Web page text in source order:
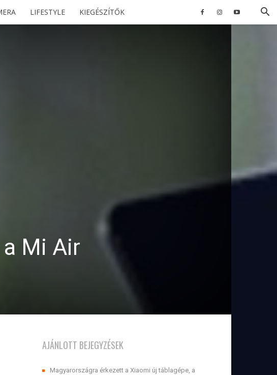
LIFESTYLE KIEGÉSZÍTŐK
Mi Air
AJÁNLOTT BEJEGYZÉSEK
Magyarországra érkezett a Xiaomi új táblagépe, a